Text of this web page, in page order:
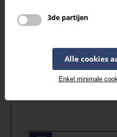
3de partijen
Alle cookies
Enkel minimale
Lunos
Terug